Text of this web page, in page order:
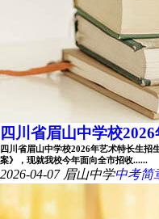
四川省眉山中学校
四川省眉山中学校2026年艺术特长生招
案》，现就我校今年面向全市招收......
2026-04-07 眉山中学中考简